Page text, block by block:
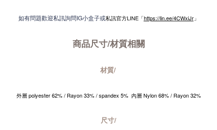
如有問題歡迎私訊詢問IG小盒子或私訊官方LINE「https://lin.ee/4CWxiJr」
商品尺寸/材質相關
材質/
外層 polyester 62% / Rayon 33% / spandex 5% 內層 Nylon 68% / Rayon 32%
尺寸/